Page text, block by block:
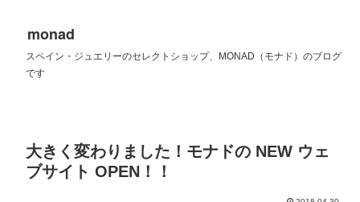
monad
スペイン・ジュエリーのセレクトショップ、MONAD（モナド）のブログ
です
大きく変わりました！モナドの NEW ウェ
ブサイト OPEN！！